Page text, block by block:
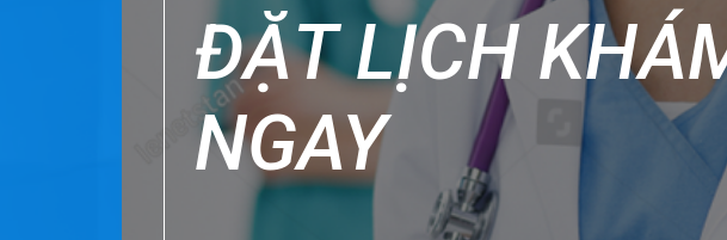
ĐẶT LỊCH
NGAY